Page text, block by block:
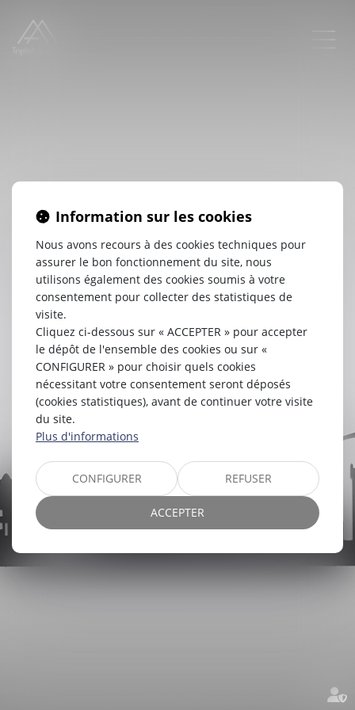
TRIPLEA
AVOCATS
Information sur les cookies
Nous avons recours à des cookies techniques pour
assurer le bon fonctionnement du site, nous
utilisons également des cookies soumis à votre
consentement pour collecter des statistiques de
visite.
Cliquez ci-dessous sur « ACCEPTER » pour accepter
le dépôt de l'ensemble des cookies ou sur «
CONFIGURER » pour choisir quels cookies
nécessitant votre consentement seront déposés
(cookies statistiques), avant de continuer votre visite
du site.
Plus d'informations
CONFIGURER REFUSER
ACCEPTER